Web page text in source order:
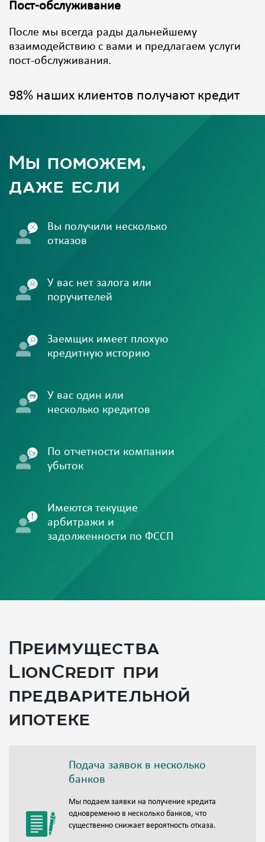
Пост-обслуживание
После мы всегда рады дальнейшему
взаимодействию с вами и предлагаем услуги
пост-обслуживания.
98% наших клиентов получают кредит
Мы поможем,
даже если
Вы получили несколько
отказов
У вас нет залога или
поручителей
Заемщик имеет плохую
кредитную историю
У вас один или
несколько кредитов
По отчетности компании
убыток
Имеются текущие
арбитражи и
задолженности по ФССП
Преимущества
LionCredit при
предварительной
ипотеке
Подача заявок в несколько
банков
Мы подаем заявки на получение кредита
одновременно в несколько банков, что
существенно снижает вероятность отказа.